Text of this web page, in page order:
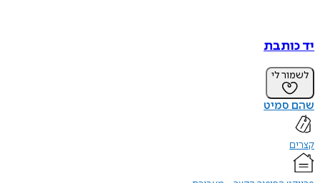
יד כותבת
לשמור לי
שהם סמיט
קצרים